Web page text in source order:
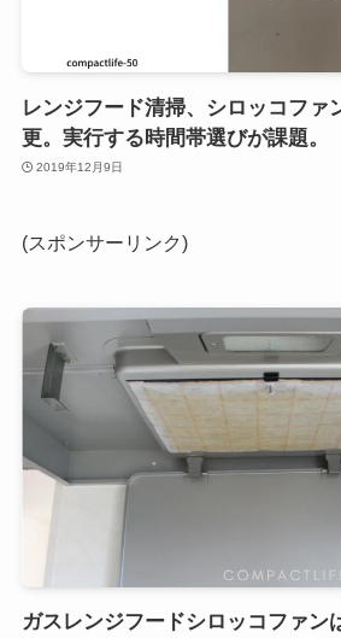
レンジフード清掃、シロッコファ
更。実行する時間帯選びが課題。
2019年12月9日
(スポンサーリンク)
ガスレンジフードシロッコファン